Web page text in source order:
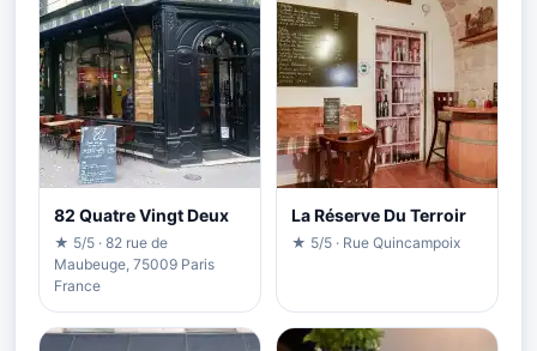
82 Quatre Vingt Deux
★ 5/5 · 82 rue de
Maubeuge, 75009 Paris
France
La Réserve Du Terroir
★ 5/5 · Rue Quincampoix